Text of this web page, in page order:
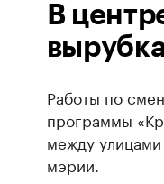
В
Работы по
программы
между
мэрии.